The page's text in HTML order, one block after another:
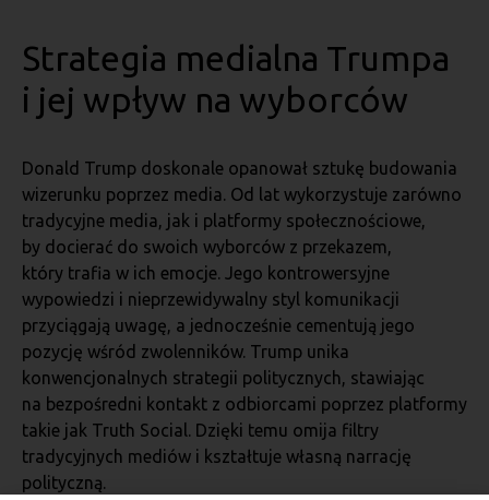
Strategia medialna Trumpa
i jej wpływ na wyborców
Donald Trump doskonale opanował sztukę budowania
wizerunku poprzez media. Od lat wykorzystuje zarówno
tradycyjne media, jak i platformy społecznościowe,
by docierać do swoich wyborców z przekazem,
który trafia w ich emocje. Jego kontrowersyjne
wypowiedzi i nieprzewidywalny styl komunikacji
przyciągają uwagę, a jednocześnie cementują jego
pozycję wśród zwolenników. Trump unika
konwencjonalnych strategii politycznych, stawiając
na bezpośredni kontakt z odbiorcami poprzez platformy
takie jak Truth Social. Dzięki temu omija filtry
tradycyjnych mediów i kształtuje własną narrację
polityczną.